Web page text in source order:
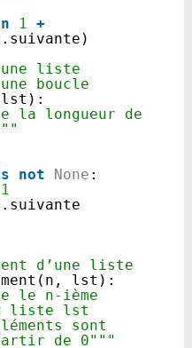
1 +
liste
boucle
la longueur de
not None :
1
d’une liste
lst):
le n-ième
liste lst
sont
de 0"""